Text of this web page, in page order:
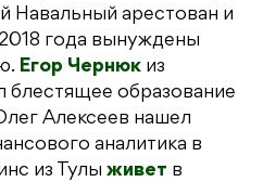
Навальный арестован и
года вынуждены
Егор Чернюк из
блестящее образование
Алексеев нашел
аналитика в
из Тулы живет в